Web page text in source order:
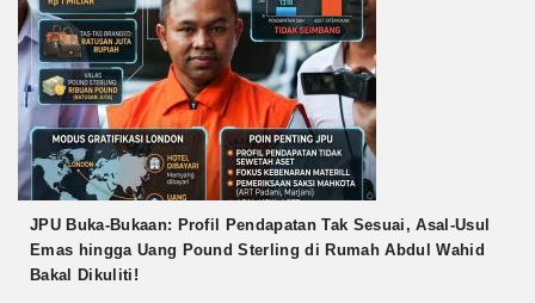
JPU Buka-Bukaan: Profil Pendapatan Tak Sesuai, Asal-Usul
Emas hingga Uang Pound Sterling di Rumah Abdul Wahid
Bakal Dikuliti!